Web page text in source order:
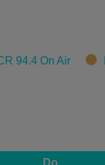
94.4 On Air